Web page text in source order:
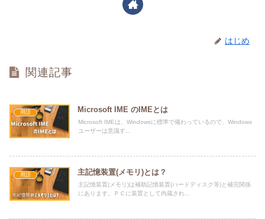
はじめ
関連記事
用語 Microsoft IME のIMEとは
Microsoft IMEは、Windowsに標準で備わっているので、Windows
ユーザーは意識す...
用語 主記憶装置(メモリ)とは？
主記憶装置(メモリ)は補助記憶装置(ハードディスク等)と補完関係
にあります。ＰＣに装置として内蔵され...